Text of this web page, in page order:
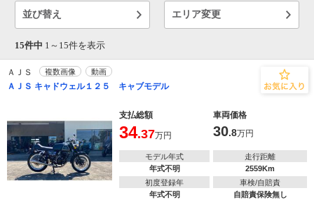
並び替え エリア変更
15件中 1～ 15件を表示
ＡＪＳ 複数画像 動画
ＡＪＳ キャドウェル１２５ キャブモデル
支払総額 車両価格
34.37万円 30.8万円
モデル年式
年式不明
走行距離
2559Km
初度登録年
年式不明
車検/自賠責
自賠責保険無し